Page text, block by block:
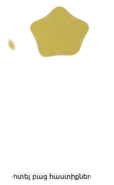
Դիտել բաց հաստիքները